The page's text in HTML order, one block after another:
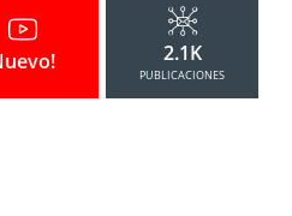
2.1K
PUBLICACIONES